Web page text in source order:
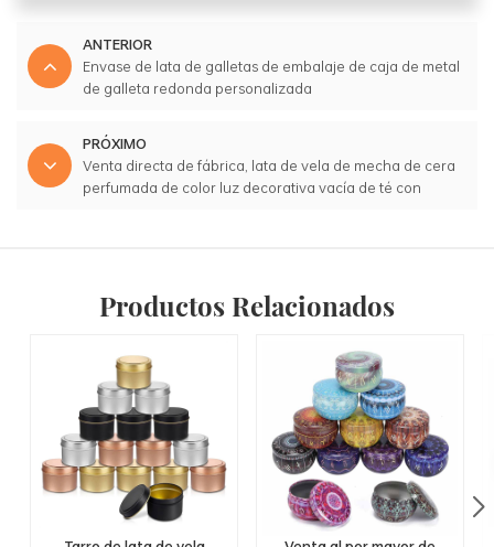
ANTERIOR
Envase de lata de galletas de embalaje de caja de metal
de galleta redonda personalizada
PRÓXIMO
Venta directa de fábrica, lata de vela de mecha de cera
perfumada de color luz decorativa vacía de té con
Productos Relacionados